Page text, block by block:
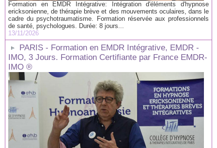
Formation en EMDR Intégrative: Intégration d'éléments d'hypnose
ericksonienne, de thérapie brève et des mouvements oculaires, dans le
cadre du psychotraumatisme. Formation réservée aux professionnels
de santé, psychologues. Durée: 8 jours...
13/11/2026
PARIS - Formation en EMDR Intégrative, EMDR -
IMO, 3 Jours. Formation Certifiante par France EMDR-
IMO ®